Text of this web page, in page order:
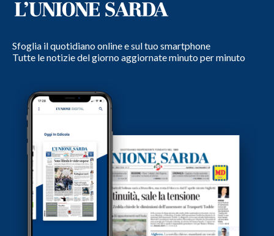
Sfoglia il quotidiano online e sul tuo smartphone
Tutte le notizie del giorno aggiornate minuto per minuto